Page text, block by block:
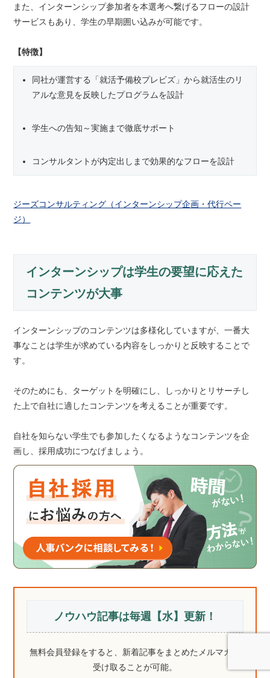
また、インターンシップ参加者を本選考へ繋げるフローの設計
サービスもあり、学生の早期囲い込みが可能です。
【特徴】
同社が運営する「就活予備校プレビズ」から就活生のリ
アルな意見を反映したプログラムを設計
学生への告知～実施まで徹底サポート
コンサルタントが内定出しまで効果的なフローを設計
ジーズコンサルティング（インターンシップ企画・代行ペー
ジ）
インターンシップは学生の要望に応えた
コンテンツが大事
インターンシップのコンテンツは多様化していますが、一番大
事なことは学生が求めている内容をしっかりと反映することで
す。
そのためにも、ターゲットを明確にし、しっかりとリサーチし
た上で自社に適したコンテンツを考えることが重要です。
自社を知らない学生でも参加したくなるようなコンテンツを企
画し、採用成功につなげましょう。
ノウハウ記事は毎週【水】更新！
無料会員登録をすると、新着記事をまとめたメルマガを
受け取ることが可能。